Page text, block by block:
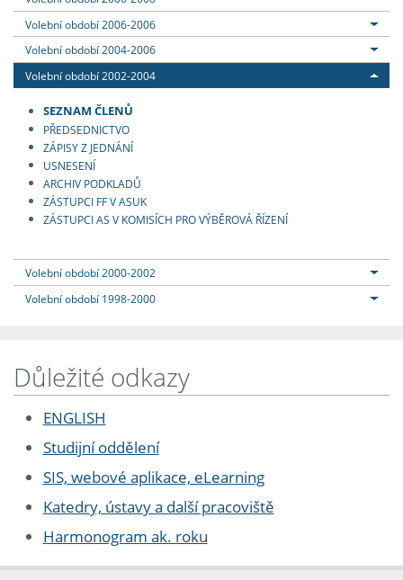
Volební období 2006-2006
Volební období 2004-2006
Volební období 2002-2004
SEZNAM ČLENŮ
PŘEDSEDNICTVO
ZÁPISY Z JEDNÁNÍ
USNESENÍ
ARCHIV PODKLADŮ
ZÁSTUPCI FF V ASUK
ZÁSTUPCI AS V KOMISÍCH PRO VÝBĚROVÁ ŘÍZENÍ
Volební období 2000-2002
Volební období 1998-2000
Důležité odkazy
ENGLISH
Studijní oddělení
SIS, webové aplikace, eLearning
Katedry, ústavy a další pracoviště
Harmonogram ak. roku